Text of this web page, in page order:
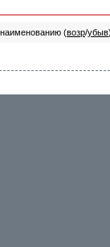
(возр/убыв